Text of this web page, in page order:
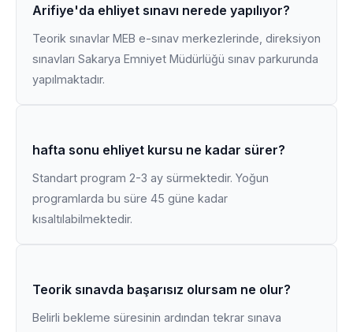
Arifiye'da ehliyet sınavı nerede yapılıyor?
Teorik sınavlar MEB e-sınav merkezlerinde, direksiyon
sınavları Sakarya Emniyet Müdürlüğü sınav parkurunda
yapılmaktadır.
hafta sonu ehliyet kursu ne kadar sürer?
Standart program 2-3 ay sürmektedir. Yoğun
programlarda bu süre 45 güne kadar
kısaltılabilmektedir.
Teorik sınavda başarısız olursam ne olur?
Belirli bekleme süresinin ardından tekrar sınava